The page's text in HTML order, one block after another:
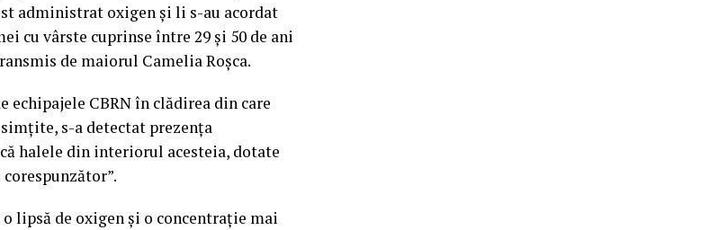
administrat oxigen şi li s-au acordat
cu vârste cuprinse între 29 şi 50 de ani
de maiorul Camelia Roşca.
CBRN în clădirea din care
s-a detectat prezenţa
halele din interiorul acesteia, dotate
lipsă de oxigen şi o concentraţie mai